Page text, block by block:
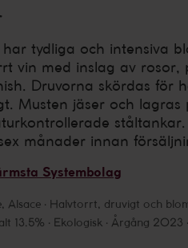
tydliga och intensiva
vin med inslag av rosor,
Druvorna skördas för
Musten jäser och lagras
månader innan
Systembolag
, Alsace Halvtorrt, druvigt och
13.5%
Ekologisk Årgång 2023